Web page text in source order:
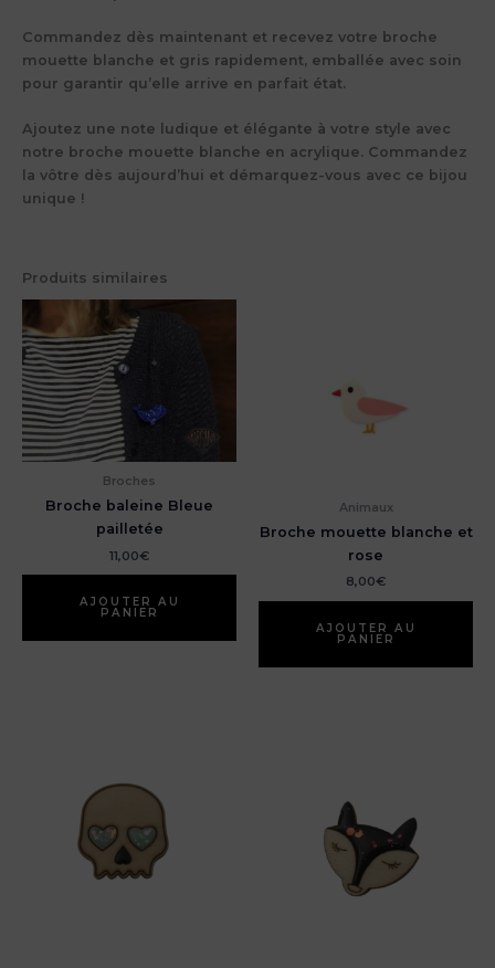
Commandez dès maintenant et recevez votre broche
mouette blanche et gris rapidement, emballée avec soin
pour garantir qu’elle arrive en parfait état.
Ajoutez une note ludique et élégante à votre style avec
notre broche mouette blanche en acrylique. Commandez
la vôtre dès aujourd’hui et démarquez-vous avec ce bijou
unique !
Produits similaires
Broches
Broche baleine Bleue
pailletée
11,00€
AJOUTER AU
PANIER
Animaux
Broche mouette blanche et
rose
8,00€
AJOUTER AU
PANIER